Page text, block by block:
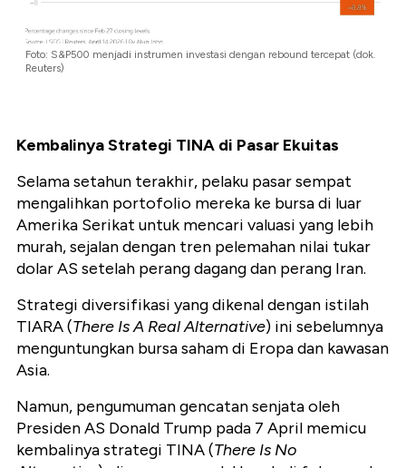
Foto: S&P500 menjadi instrumen investasi dengan rebound tercepat (dok.
Reuters)
Kembalinya Strategi TINA di Pasar Ekuitas
Selama setahun terakhir, pelaku pasar sempat
mengalihkan portofolio mereka ke bursa di luar
Amerika Serikat untuk mencari valuasi yang lebih
murah, sejalan dengan tren pelemahan nilai tukar
dolar AS setelah perang dagang dan perang Iran.
Strategi diversifikasi yang dikenal dengan istilah
TIARA (There Is A Real Alternative) ini sebelumnya
menguntungkan bursa saham di Eropa dan kawasan
Asia.
Namun, pengumuman gencatan senjata oleh
Presiden AS Donald Trump pada 7 April memicu
kembalinya strategi TINA (There Is No